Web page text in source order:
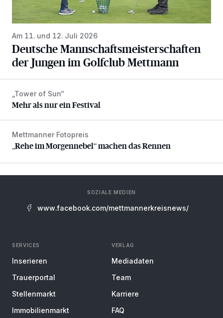
Am 11. und 12. Juli 2026
Deutsche Mannschaftsmeisterschaften
der Jungen im Golfclub Mettmann
Mehr als nur ein Festival
„Tower of Sun“
Mehr als nur ein Festival
„Rehe im Morgennebel“ machen das Rennen
Mettmanner Fotopreis
„Rehe im Morgennebel“ machen das Rennen
SOZIALE MEDIEN
www.facebook.com/mettmannerkreisnews/
SERVICES
Inserieren
Trauerportal
Stellenmarkt
Immobilienmarkt
VERLAG
Mediadaten
Team
Karriere
FAQ